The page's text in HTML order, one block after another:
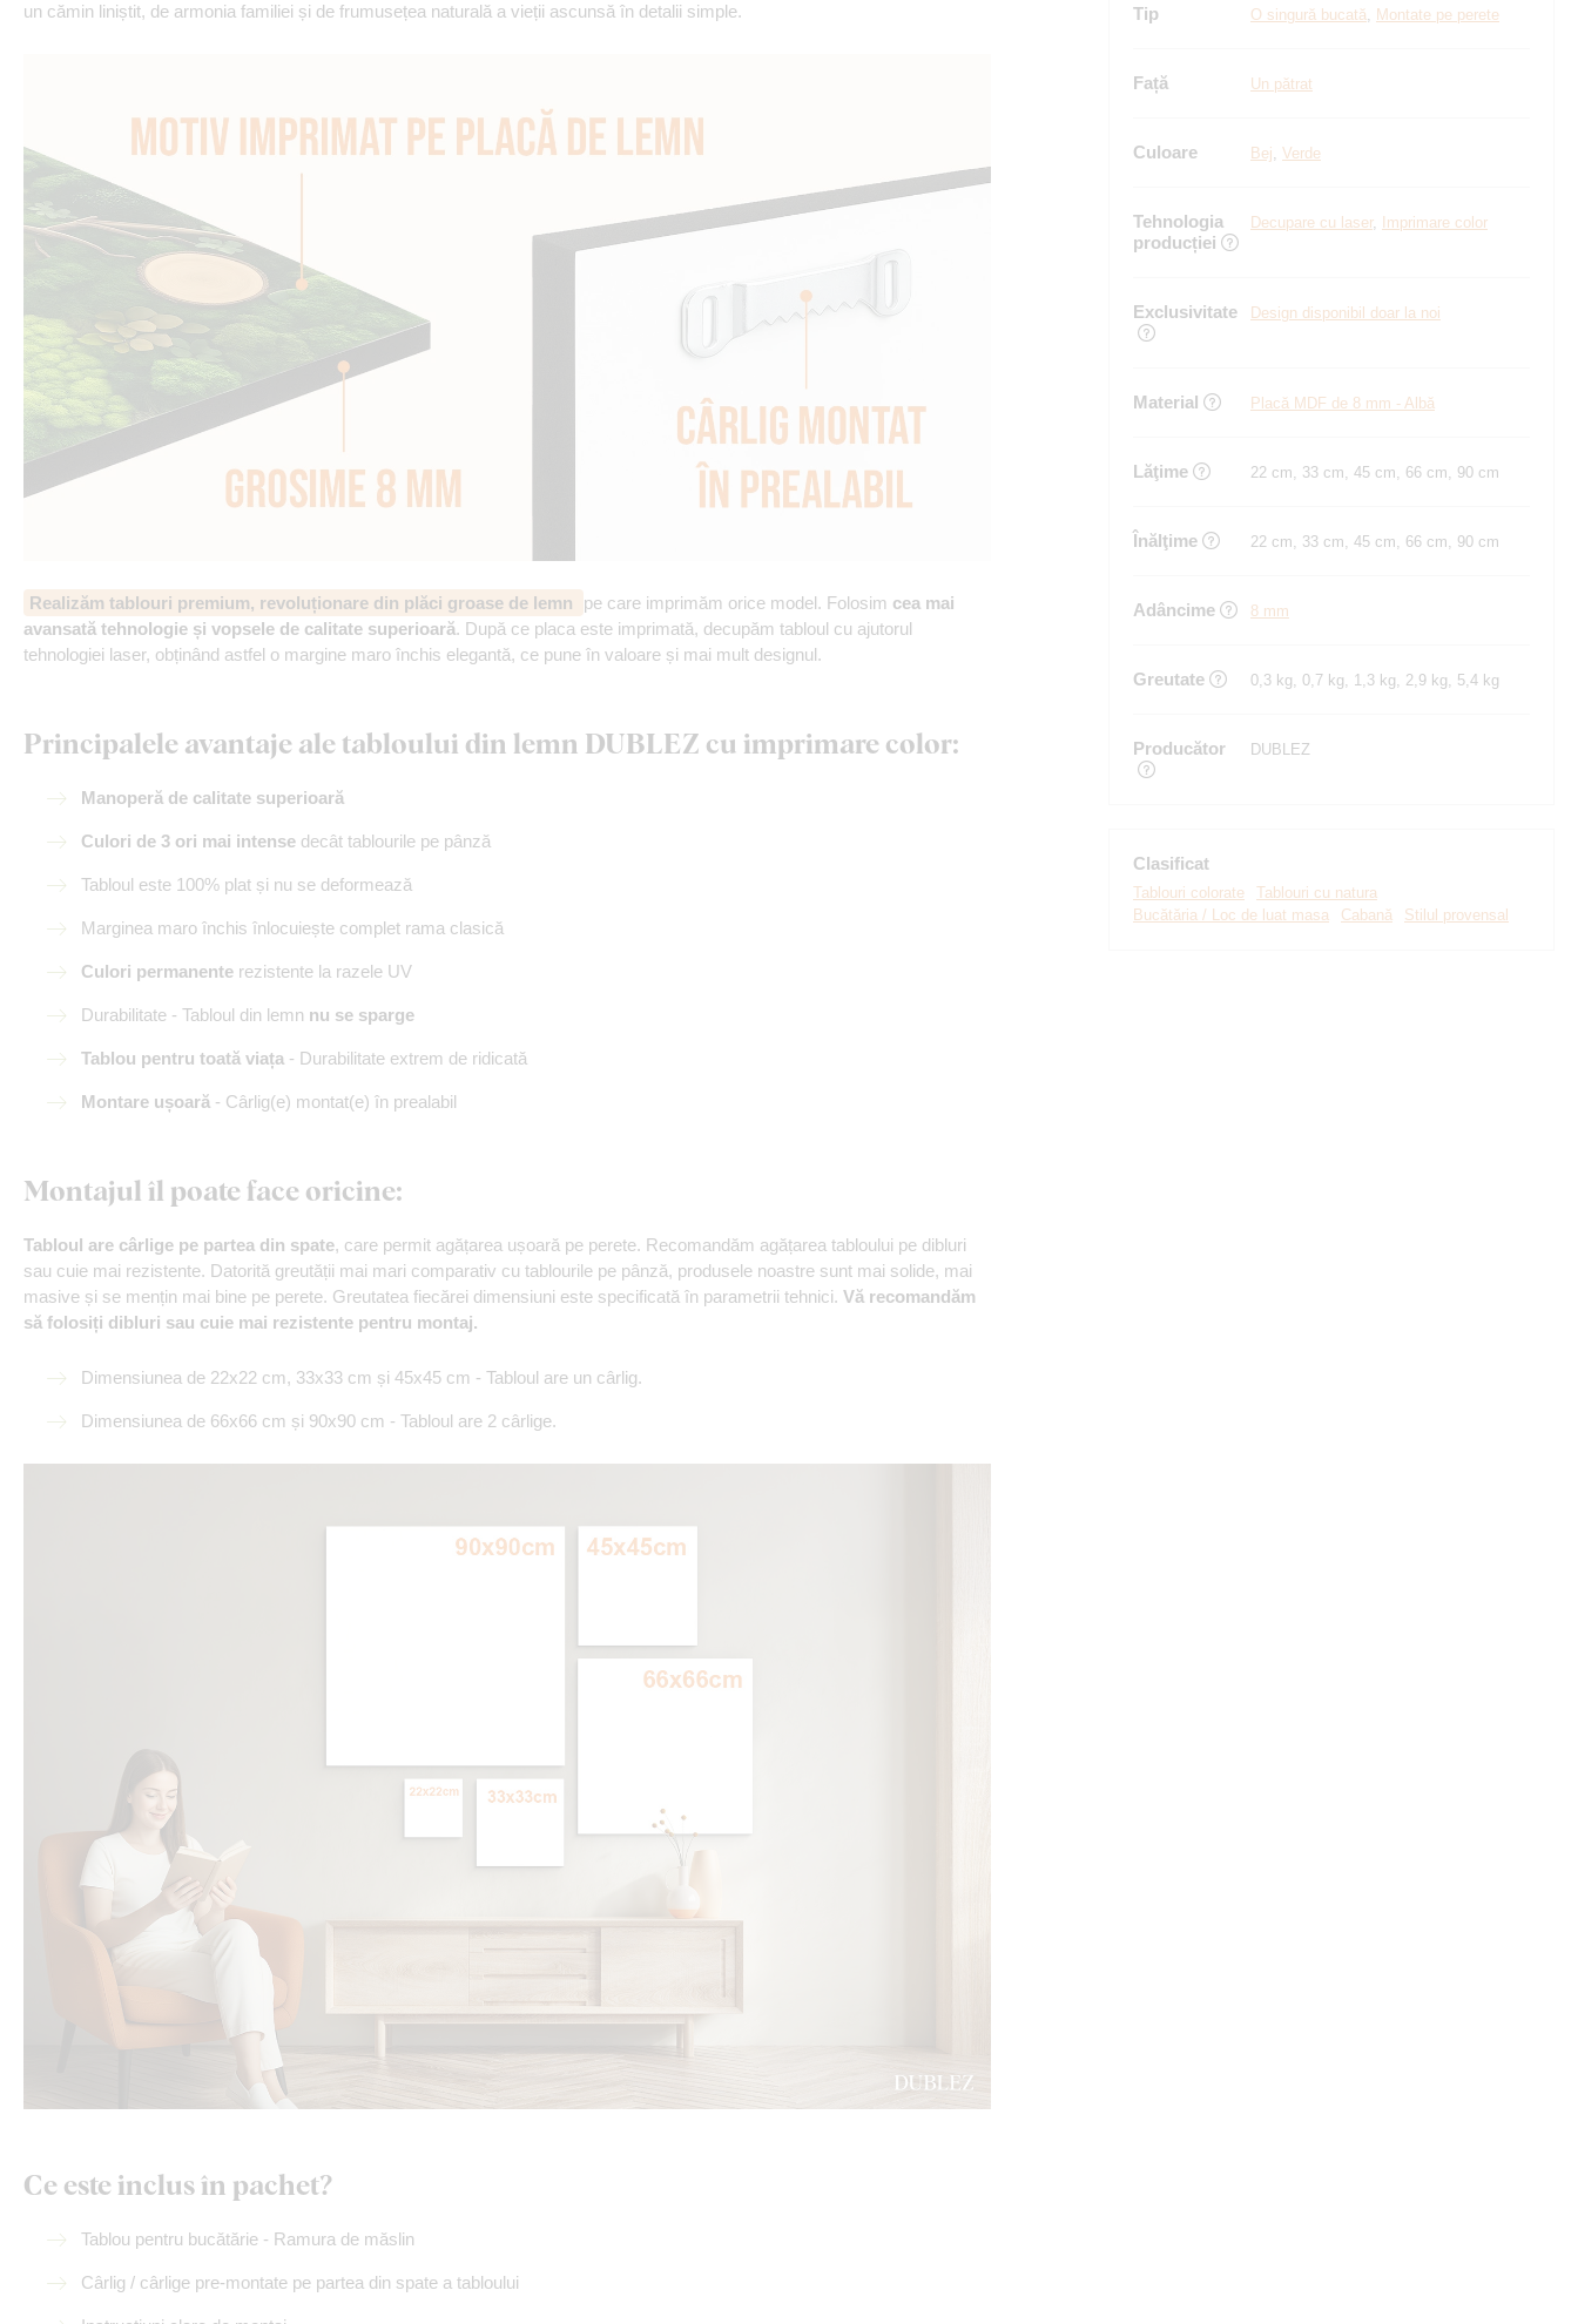
un cămin liniștit, de armonia familiei și de frumusețea naturală a vieții ascunsă în detalii simple.
Realizăm tablouri premium, revoluționare din plăci groase de lemn pe care imprimăm orice model. Folosim cea mai
avansată tehnologie și vopsele de calitate superioară. După ce placa este imprimată, decupăm tabloul cu ajutorul
tehnologiei laser, obținând astfel o margine maro închis elegantă, ce pune în valoare și mai mult designul.
Principalele avantaje ale tabloului din lemn DUBLEZ cu imprimare color:
Manoperă de calitate superioară
Culori de 3 ori mai intense decât tablourile pe pânză
Tabloul este 100% plat și nu se deformează
Marginea maro închis înlocuiește complet rama clasică
Culori permanente rezistente la razele UV
Durabilitate - Tabloul din lemn nu se sparge
Tablou pentru toată viața - Durabilitate extrem de ridicată
Montare ușoară - Cârlig(e) montat(e) în prealabil
Montajul îl poate face oricine:
Tabloul are cârlige pe partea din spate, care permit agățarea ușoară pe perete. Recomandăm agățarea tabloului pe dibluri
sau cuie mai rezistente. Datorită greutății mai mari comparativ cu tablourile pe pânză, produsele noastre sunt mai solide, mai
masive și se mențin mai bine pe perete. Greutatea fiecărei dimensiuni este specificată în parametrii tehnici. Vă recomandăm
să folosiți dibluri sau cuie mai rezistente pentru montaj.
Dimensiunea de 22x22 cm, 33x33 cm și 45x45 cm - Tabloul are un cârlig.
Dimensiunea de 66x66 cm și 90x90 cm - Tabloul are 2 cârlige.
Ce este inclus în pachet?
Tablou pentru bucătărie - Ramura de măslin
Cârlig / cârlige pre-montate pe partea din spate a tabloului
Tip O singură bucată, Montate pe perete
Față Un pătrat
Culoare Bej, Verde
Tehnologia
producției
Decupare cu laser, Imprimare color
Exclusivitate Design disponibil doar la noi
Material Placă MDF de 8 mm - Albă
Lăţime 22 cm, 33 cm, 45 cm, 66 cm, 90 cm
Înălţime 22 cm, 33 cm, 45 cm, 66 cm, 90 cm
Adâncime 8 mm
Greutate 0,3 kg, 0,7 kg, 1,3 kg, 2,9 kg, 5,4 kg
Producător DUBLEZ
Clasificat
Tablouri colorate
Tablouri cu natura
Bucătăria / Loc de luat masa
Cabană Stilul provensal